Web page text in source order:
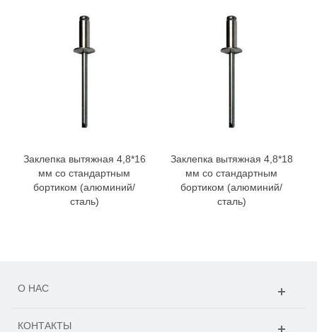
Заклепка вытяжная 4,8*16
мм со стандартным
бортиком (алюминий/
сталь)
Заклепка вытяжная 4,8*18
мм со стандартным
бортиком (алюминий/
сталь)
О НАС
КОНТАКТЫ